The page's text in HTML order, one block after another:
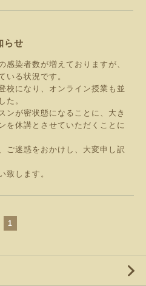
らせ
感染者数が増えておりますが、
いる状況です。
校になり、オンライン授業も並
た。
ンが密状態になることに、大き
を休講とさせていただくことに
ご迷惑をおかけし、大変申し訳
致します。
1